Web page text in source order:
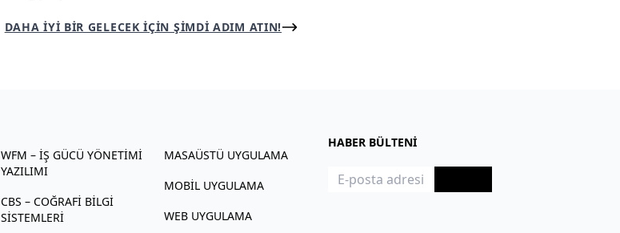
DAHA İYİ BİR GELECEK İÇİN ŞİMDİ ADIM ATIN!
WFM – İŞ GÜCÜ YÖNETIMI
YAZILIMI
CBS – COĞRAFI BILGI
SISTEMLERI
MASAÜSTÜ UYGULAMA
MOBIL UYGULAMA
WEB UYGULAMA
HABER BÜLTENİ